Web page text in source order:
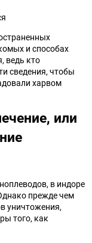
и способах
ведь кто
сведения, чтобы
харвом
или
в индоре
прежде чем
уничтожения,
того, как